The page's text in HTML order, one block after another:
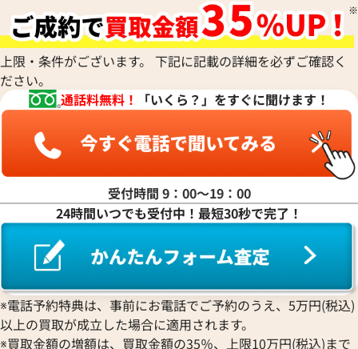
ム 5230G-001
格
合わせください
電話で聞く
ワールドタイム 5230R-001
参考買取価格
5,931,000円
※2026年2月27日時点の参考
アルマン・ニコレ
WALTHAM
ウォルサム
HUBLOT
ウブロ
ETERNA
エテルナ
EDOX
エドックス
EBERHARD
エベラール
EBEL
エベル
EPOS
Hermes
エルメス
OMEGA
CVSTOS
クストス
Chronoswiss
クロノスイス
GUCCI
グッチ
Graham
グラハム
グランドセイコー
CORUM
コルム
Concord
コンコルド
ショパール
CHAUMET
ショーメ
Jacob & Co.
ジェイコブ
Gerald Genta
ジェラルド・ジェンタ
Jaeger-LeCoultre
ジャケ・ドロー
Girard-Perregaux
ジラール・ペルゴ
Sinn
ジン
STOWA
ストーヴァ
SEIKO
Dior
ディオール
Panerai
パネライ
Parmigiani Fleurier
パルミジャーニ・フルリエ
Piaget
PIERRE KUNZ
ピエール・クンツ
FRANCK MULLER
フランク ミュラー
BOUCHERON
ブシュロン
BREITLING
ブライトリング
Blancpain
ブランパン
BVLGARI
リシャール・ミル
Louis Vuitton
ルイ・ヴィトン
Luminox
ルミノックス
Ressence
ROGER DUBUIS
ロジェ・デュブイ
ROLEX
ロレックス
LONGINES
ロンジン
上限・条件がございます。 下記に記載の詳細を必ずご確認く
ださい。
通話料無料！
「いくら？」をすぐに聞けます！
受付時間 9：00〜19：00
24時間いつでも受付中！最短30秒で完了！
※電話予約特典は、事前にお電話でご予約のうえ、5万円(税込)
以上の買取が成立した場合に適用されます。
※買取金額の増額は、買取金額の35％、上限10万円(税込)まで